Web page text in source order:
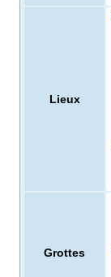
Lieux
Grottes